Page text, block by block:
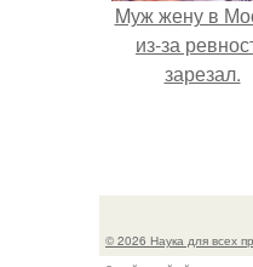
Mуж жену в
из-за
зарезал.
© 2026 Наука для всех